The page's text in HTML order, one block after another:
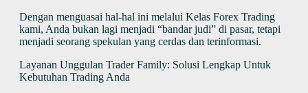
Dengan menguasai hal-hal ini melalui Kelas Forex Trading
kami, Anda bukan lagi menjadi “bandar judi” di pasar, tetapi
menjadi seorang spekulan yang cerdas dan terinformasi.
Layanan Unggulan Trader Family: Solusi Lengkap Untuk
Kebutuhan Trading Anda